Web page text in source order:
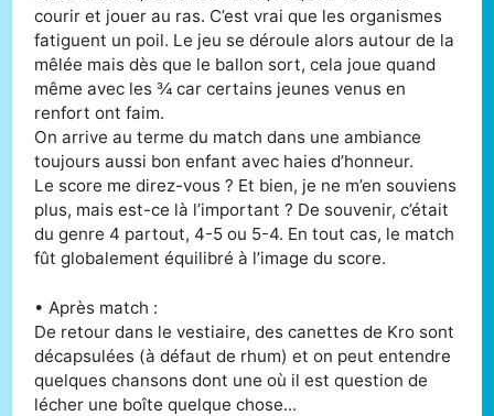
courir et jouer au ras. C’est vrai que les organismes
fatiguent un poil. Le jeu se déroule alors autour de la
mêlée mais dès que le ballon sort, cela joue quand
même avec les ¾ car certains jeunes venus en
renfort ont faim.
On arrive au terme du match dans une ambiance
toujours aussi bon enfant avec haies d’honneur.
Le score me direz-vous ? Et bien, je ne m’en souviens
plus, mais est-ce là l’important ? De souvenir, c’était
du genre 4 partout, 4-5 ou 5-4. En tout cas, le match
fût globalement équilibré à l’image du score.
• Après match :
De retour dans le vestiaire, des canettes de Kro sont
décapsulées (à défaut de rhum) et on peut entendre
quelques chansons dont une où il est question de
lécher une boîte quelque chose...